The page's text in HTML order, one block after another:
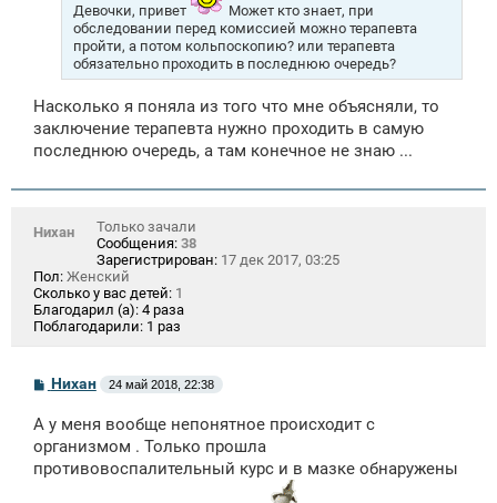
Девочки, привет
Может кто знает, при
обследовании перед комиссией можно терапевта
пройти, а потом кольпоскопию? или терапевта
обязательно проходить в последнюю очередь?
Насколько я поняла из того что мне объясняли, то
заключение терапевта нужно проходить в самую
последнюю очередь, а там конечное не знаю ...
Нихан
Только зачали
Сообщения: 38
Зарегистрирован: 17 дек 2017, 03:25
Пол: Женский
Сколько у вас детей: 1
Благодарил (а): 4 раза
Поблагодарили: 1 раз
С
б
щ
е
н
Нихан 24 май 2018, 22:38
А у меня вообще непонятное происходит с
организмом . Только прошла
противовоспалительный курс и в мазке обнаружены